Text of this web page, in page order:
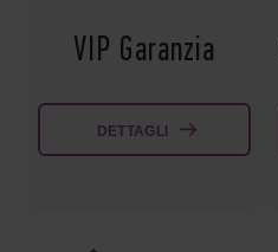
VIP Garanzia
DETTAGLI